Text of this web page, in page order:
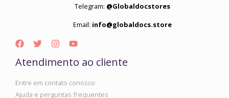
Telegram: @Globaldocstores
Email: info@globaldocs.store
Atendimento ao cliente
Entre em contato conosco
Ajuda e perguntas frequentes